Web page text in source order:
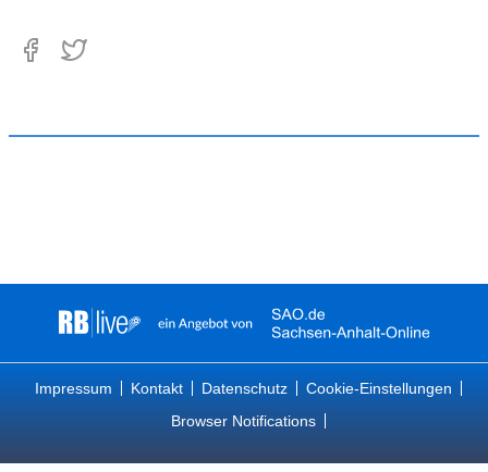
Impressum Kontakt Datenschutz
Cookie-Einstellungen
Browser Notifications